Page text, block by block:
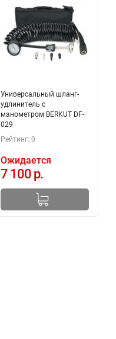
Универсальный шланг-
удлинитель с
манометром BERKUT DF-
029
Рейтинг: 0
Ожидается
7 100 р.